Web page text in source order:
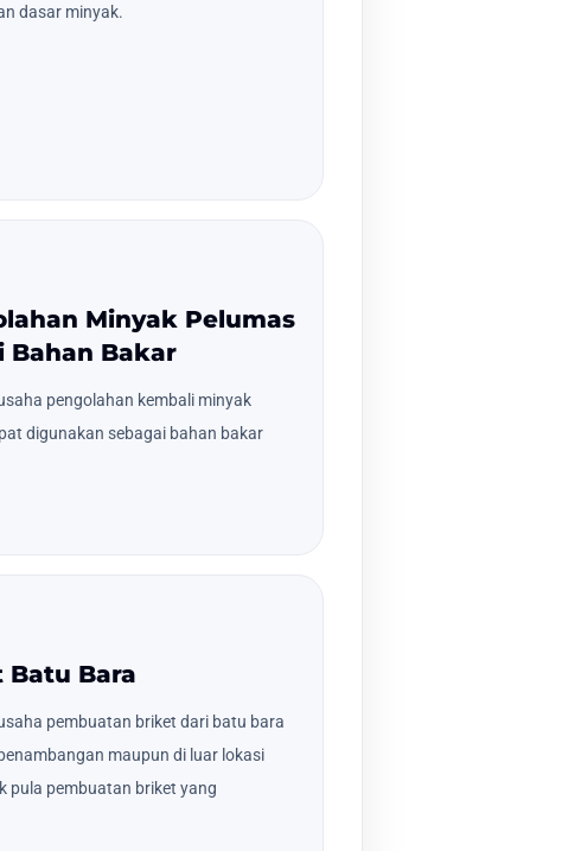
dasar minyak.
Minyak Pelumas
Bahan Bakar
pengolahan kembali minyak
digunakan sebagai bahan bakar
Bara
pembuatan briket dari batu bara
maupun di luar lokasi
pula pembuatan briket yang